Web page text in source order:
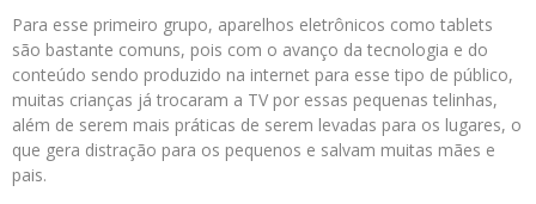
Para esse primeiro grupo, aparelhos eletrônicos como tablets
são bastante comuns, pois com o avanço da tecnologia e do
conteúdo sendo produzido na internet para esse tipo de público,
muitas crianças já trocaram a TV por essas pequenas telinhas,
além de serem mais práticas de serem levadas para os lugares, o
que gera distração para os pequenos e salvam muitas mães e
pais.